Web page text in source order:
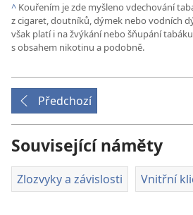
^ Kouřením je zde myšleno vdechování
z cigaret, doutníků, dýmek nebo vodních
však platí i na žvýkání nebo šňupání
s obsahem nikotinu a podobně.
Předchozí
Související náměty
Zlozvyky a závislosti Vnitřní